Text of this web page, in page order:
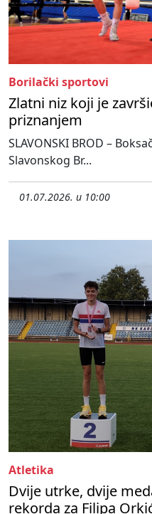
Borilački sportovi
Zlatni niz koji je
priznanjem
SLAVONSKI BROD –
Slavonskog Br...
01.07.2026. u 10:00
Atletika
Dvije utrke, dvije
rekorda za Filipa